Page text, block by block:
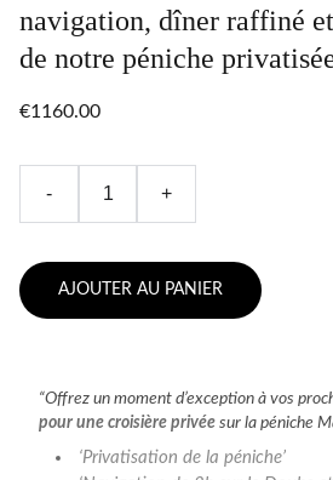
navigation, dîner raffiné
de notre péniche
€1160.00
- +
AJOUTER AU PANIER
Offrez un moment d’exception à vos
pour une croisière privée sur la péniche
Privatisation de la péniche